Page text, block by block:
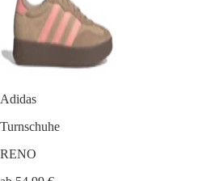
Adidas
Turnschuhe
RENO